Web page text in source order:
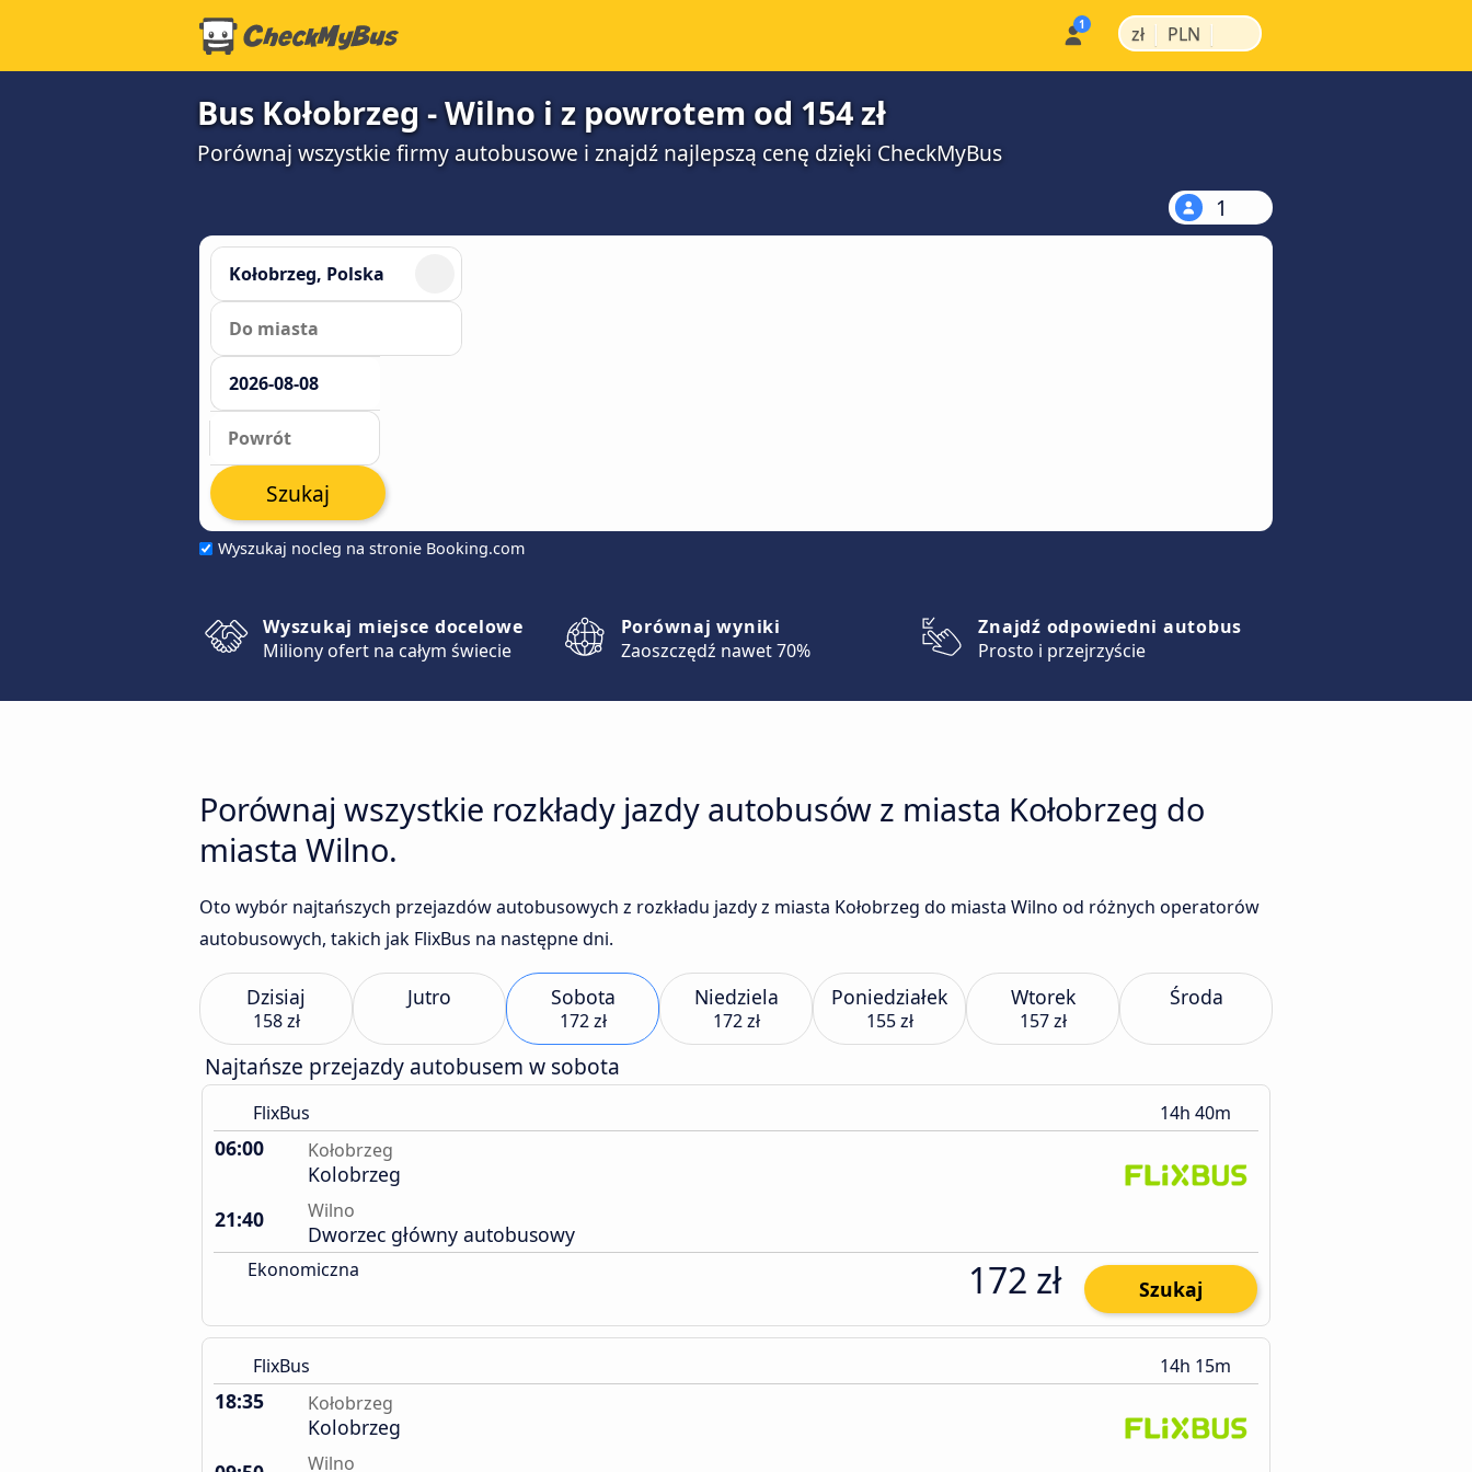
zł | PLN |
Bus Kołobrzeg - Wilno i z powrotem od 154 zł
Porównaj wszystkie firmy autobusowe i znajdź najlepszą cenę dzięki CheckMyBus
1
Wyszukaj nocleg na stronie Booking.com
Szukaj
Wyszukaj miejsce docelowe
Miliony ofert na całym świecie
Porównaj wyniki
Zaoszczędź nawet 70%
Znajdź odpowiedni autobus
Prosto i przejrzyście
Porównaj wszystkie rozkłady jazdy autobusów z miasta Kołobrzeg do
miasta Wilno.
Oto wybór najtańszych przejazdów autobusowych z rozkładu jazdy z miasta Kołobrzeg do miasta Wilno od różnych operatorów
autobusowych, takich jak FlixBus na następne dni.
Dzisiaj
158 zł
Jutro Sobota
172 zł
Niedziela
172 zł
Poniedziałek
155 zł
Wtorek
157 zł
Środa
Najtańsze przejazdy autobusem w sobota
FlixBus 14h 40m
06:00 Kołobrzeg
Kolobrzeg
21:40
Wilno
Dworzec główny autobusowy
Ekonomiczna 172 zł Szukaj
FlixBus 14h 15m
18:35 Kołobrzeg
Kolobrzeg
Wilno